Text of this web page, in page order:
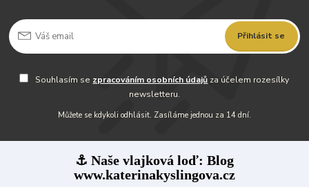
Přihlásit se
Souhlasím se zpracováním osobních údajů za účelem rozesílky
newsletteru.
Můžete se kdykoli odhlásit. Zasíláme jednou za 14 dní.
⚓ Naše vlajková loď: Blog
www.katerinakyslingova.cz